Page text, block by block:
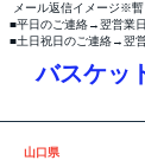
メール返信イメージ※暫
■平日のご連絡→翌営業
■土日祝日のご連絡→
バスケッ
山口県